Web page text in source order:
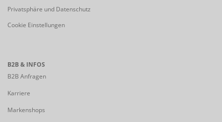
Privatsphäre und Datenschutz
Cookie Einstellungen
B2B & INFOS
B2B Anfragen
Karriere
Markenshops